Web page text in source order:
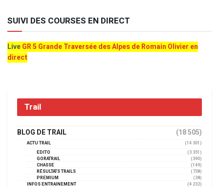
SUIVI DES COURSES EN DIRECT
LiveGR 5 Grande Traversée des Alpes de Romain Olivier en
direct
Trail
BLOG DE TRAIL (18 505)
ACTU TRAIL
(14 301)
EDITO
(3 351)
GORATRAIL
(390)
CHASSE
(149)
RÉSULTATS TRAILS
(738)
PREMIUM
(38)
INFOS ENTRAINEMENT
(4 232)